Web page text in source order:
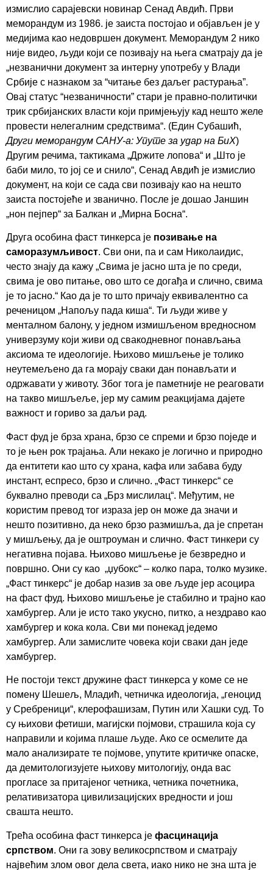
измислио сарајевски новинар Сенад Авдић. Први
меморандум из 1986. је заиста постојао и објављен је у
медијима као недовршен документ. Меморандум 2 нико
није видео, људи који се позивају на њега сматрају да је
„незванични документ за интерну употребу у Влади
Србије с назнаком за “читање без даљег растурања”.
Овај статус “незваничности” стари је правно-политички
трик србијанских власти који примјењују кад нешто желе
провести нелегалним средствима“. (Един Субашић,
Други меморандум САНУ-а: Упуте за удар на БиХ)
Другим речима, тактикама „Држите лопова“ и „Што је
баби мило, то јој се и снило“, Сенад Авдић је измислио
документ, на који се сада сви позивају као на нешто
заиста постојеће и званично. После је дошао Јаншин
„нон пејпер“ за Балкан и „Мирна Босна“.
Друга особина фаст тинкерса је позивање на
саморазумљивост. Сви они, па и сам Николаидис,
често знају да кажу „Свима је јасно шта је по среди,
свима је ово питање, ово што се догађа и слично, свима
је то јасно.“ Као да је то што причају еквивалентно са
реченицом „Напољу пада киша“. Ти људи живе у
менталном балону, у једном измишљеном вредносном
универзуму који живи од свакодневног понављања
аксиома те идеологије. Њихово мишљење је толико
неутемељено да га морају сваки дан понављати и
одржавати у животу. Због тога је паметније не реаговати
на такво мишљеље, јер му самим реакцијама дајете
важност и гориво за даљи рад.
Фаст фуд је брза храна, брзо се спреми и брзо поједе и
то је њен рок трајања. Али некако је логично и природно
да ентитети као што су храна, кафа или забава буду
инстант, еспресо, брзо и слично. „Фаст тинкерс“ се
буквално преводи са „Брз мислилац“. Међутим, не
користим превод тог израза јер он може да значи и
нешто позитивно, да неко брзо размишља, да је спретан
у мишљењу, да је оштроуман и слично. Фаст тинкери су
негативна појава. Њихово мишљење је безвредно и
површно. Они су као „џубокс“ – колко пара, толко музике.
„Фаст тинкерс“ је добар назив за ове људе јер асоцира
на фаст фуд. Њихово мишљење је стабилно и трајно као
хамбургер. Али је исто тако укусно, питко, а нездраво као
хамбургер и кока кола. Сви ми понекад једемо
хамбургер. Али замислите човека који сваки дан једе
хамбургер.
Не постоји текст дружине фаст тинкерса у коме се не
помену Шешељ, Младић, четничка идеологија, „геноцид
у Сребреници“, клерофашизам, Путин или Хашки суд. То
су њихови фетиши, магијски појмови, страшила која су
направили и којима плаше људе. Ако се осмелите да
мало анализирате те појмове, упутите критичке опаске,
да демитологизујете њихову митологију, онда вас
прогласе за притајеног четника, четника почетника,
релативизатора цивилизацијских вредности и још
свашта нешто.
Трећа особина фаст тинкерса је фасцинација
српством. Они га зову великосрпством и сматрају
највећим злом овог дела света, иако нико не зна шта је